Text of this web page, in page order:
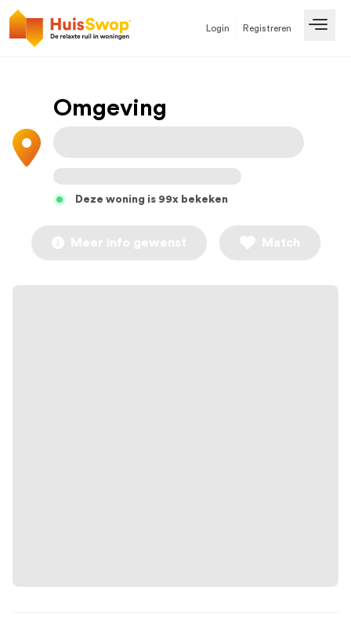
Login Registreren
Omgeving
Deze woning is 99x bekeken
Meer info gewenst Match